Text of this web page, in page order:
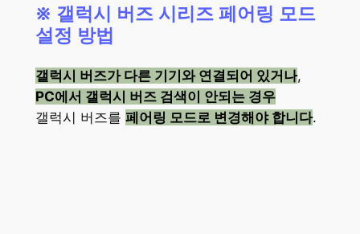
※ 갤럭시 버즈 시리즈 페어링 모드
설정 방법
갤럭시 버즈가 다른 기기와 연결되어 있거나,
PC에서 갤럭시 버즈 검색이 안되는 경우
갤럭시 버즈를 페어링 모드로 변경해야 합니다.